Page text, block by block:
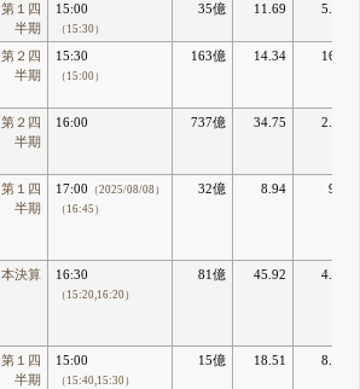
第１四
半期
15:00
（15:30）
35億 11.69 5.88
第２四
半期
15:30
（15:00）
163億 14.34 16.9
第２四
半期
16:00 737億 34.75 2.92
第１四
半期
17:00 （2025/08/08）
（16:45）
32億 8.94 9.2
本決算 16:30
（15:20,16:20）
81億 45.92 4.82
第１四
半期
15:00
（15:40,15:30）
15億 18.51 8.11